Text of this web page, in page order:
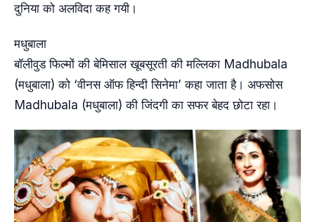
दुनिया को अलविदा कह गयी।
मधुबाला
बॉलीवुड फिल्मों की बेमिसाल खूबसूरती की मल्लिका Madhubala
(मधुबाला) को ‘वीनस ऑफ हिन्दी सिनेमा’ कहा जाता है। अफसोस
Madhubala (मधुबाला) की जिंदगी का सफर बेहद छोटा रहा।